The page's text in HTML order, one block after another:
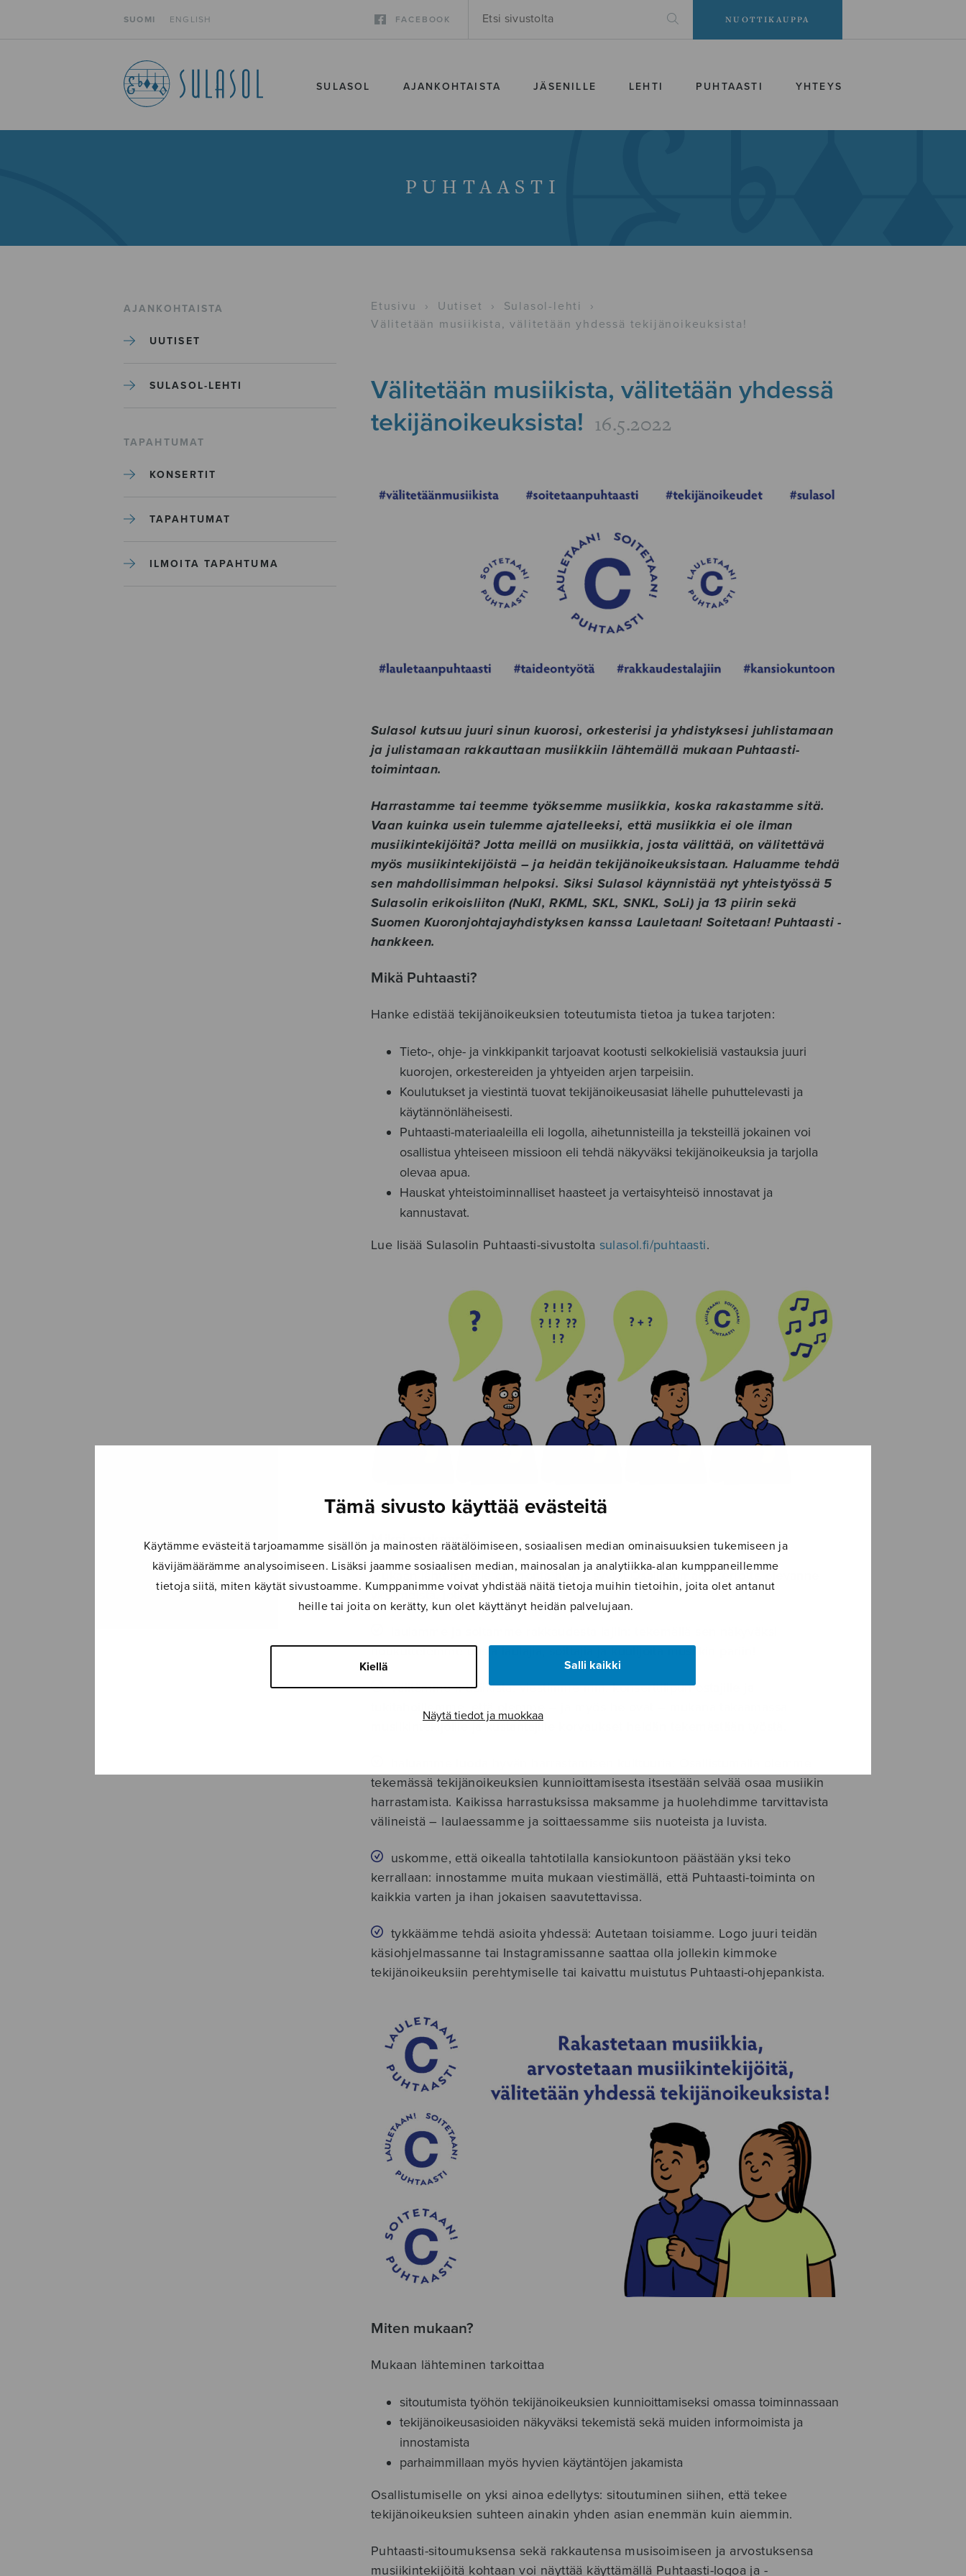
Tämä sivusto käyttää evästeitä
Käytämme evästeitä tarjoamamme sisällön ja mainosten räätälöimiseen, sosiaalisen median ominaisuuksien tukemiseen ja
kävijämäärämme analysoimiseen. Lisäksi jaamme sosiaalisen median, mainosalan ja analytiikka-alan kumppaneillemme
tietoja siitä, miten käytät sivustoamme. Kumppanimme voivat yhdistää näitä tietoja muihin tietoihin, joita olet antanut
heille tai joita on kerätty, kun olet käyttänyt heidän palvelujaan.
Kiellä Salli kaikki
Näytä tiedot ja muokkaa
SUOMI ENGLISH FACEBOOK NUOTTIKAUPPA
SULASOL AJANKOHTAISTA JÄSENILLE LEHTI PUHTAASTI YHTEYS
PUHTAASTI
AJANKOHTAISTA
UUTISET
SULASOL-LEHTI
TAPAHTUMAT
KONSERTIT
TAPAHTUMAT
ILMOITA TAPAHTUMA
Etusivu › Uutiset › Sulasol-lehti
›
Välitetään musiikista, välitetään yhdessä tekijänoikeuksista!
Välitetään musiikista, välitetään yhdessä
tekijänoikeuksista! 16.5.2022
Sulasol kutsuu juuri sinun kuorosi, orkesterisi ja yhdistyksesi juhlistamaan
ja julistamaan rakkauttaan musiikkiin lähtemällä mukaan Puhtaasti-
toimintaan.
Harrastamme tai teemme työksemme musiikkia, koska rakastamme sitä.
Vaan kuinka usein tulemme ajatelleeksi, että musiikkia ei ole ilman
musiikintekijöitä? Jotta meillä on musiikkia, josta välittää, on välitettävä
myös musiikintekijöistä – ja heidän tekijänoikeuksistaan. Haluamme tehdä
sen mahdollisimman helpoksi. Siksi Sulasol käynnistää nyt yhteistyössä 5
Sulasolin erikoisliiton (NuKl, RKML, SKL, SNKL, SoLi) ja 13 piirin sekä
Suomen Kuoronjohtajayhdistyksen kanssa Lauletaan! Soitetaan! Puhtaasti -
hankkeen.
Mikä Puhtaasti?
Hanke edistää tekijänoikeuksien toteutumista tietoa ja tukea tarjoten:
Tieto-, ohje- ja vinkkipankit tarjoavat kootusti selkokielisiä vastauksia juuri
kuorojen, orkestereiden ja yhtyeiden arjen tarpeisiin.
Koulutukset ja viestintä tuovat tekijänoikeusasiat lähelle puhuttelevasti ja
käytännönläheisesti.
Puhtaasti-materiaaleilla eli logolla, aihetunnisteilla ja teksteillä jokainen voi
osallistua yhteiseen missioon eli tehdä näkyväksi tekijänoikeuksia ja tarjolla
olevaa apua.
Hauskat yhteistoiminnalliset haasteet ja vertaisyhteisö innostavat ja
kannustavat.
Lue lisää Sulasolin Puhtaasti-sivustolta sulasol.fi/puhtaasti.
Miksi mukaan?
Mukaan lähtemiselle on monta hyvää syytä! Osallistumalla kerrotte olevanne
yksi meistä, jotka
houkuttelemme uusia laulajia, soittajia ja kuulijoita musiikin pariin!
välitämme musiikista: viestimme mm. konserttilipun ostajille ja
musiikintekijöille ja kustantajille korvaukset heidän tekemästään työstä.
tekemässä tekijänoikeuksien kunnioittamisesta itsestään selvää osaa musiikin
harrastamista. Kaikissa harrastuksissa maksamme ja huolehdimme tarvittavista
välineistä – laulaessamme ja soittaessamme siis nuoteista ja luvista.
uskomme, että oikealla tahtotilalla kansiokuntoon päästään yksi teko
kerrallaan: innostamme muita mukaan viestimällä, että Puhtaasti-toiminta on
kaikkia varten ja ihan jokaisen saavutettavissa.
tykkäämme tehdä asioita yhdessä: Autetaan toisiamme. Logo juuri teidän
käsiohjelmassanne tai Instagramissanne saattaa olla jollekin kimmoke
tekijänoikeuksiin perehtymiselle tai kaivattu muistutus Puhtaasti-ohjepankista.
Miten mukaan?
Mukaan lähteminen tarkoittaa
sitoutumista työhön tekijänoikeuksien kunnioittamiseksi omassa toiminnassaan
tekijänoikeusasioiden näkyväksi tekemistä sekä muiden informoimista ja
innostamista
parhaimmillaan myös hyvien käytäntöjen jakamista
Osallistumiselle on yksi ainoa edellytys: sitoutuminen siihen, että tekee
tekijänoikeuksien suhteen ainakin yhden asian enemmän kuin aiemmin.
Puhtaasti-sitoumuksensa sekä rakkautensa musisoimiseen ja arvostuksensa
musiikintekijöitä kohtaan voi näyttää käyttämällä Puhtaasti-logoa ja -